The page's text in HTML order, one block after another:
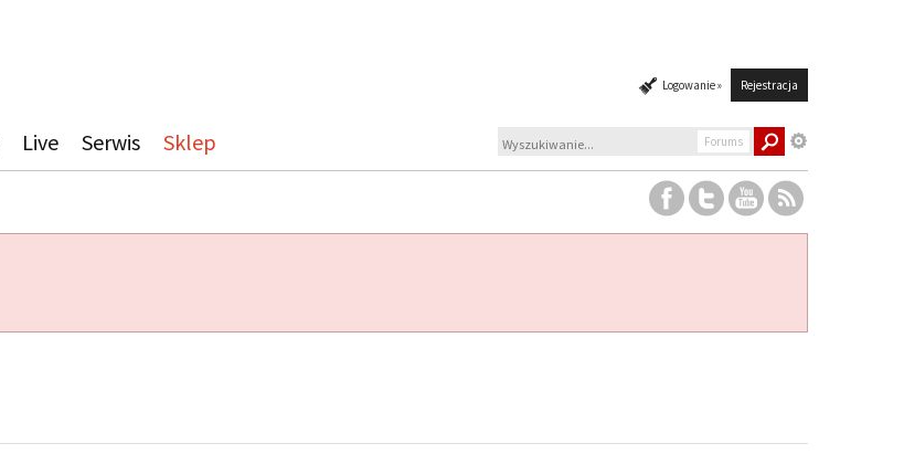
Logowanie » Rejestracja
Live Serwis Sklep Forums